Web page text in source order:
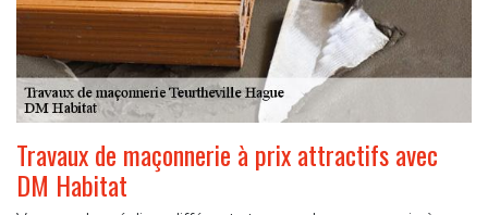
Travaux de maçonnerie à prix attractifs avec
DM Habitat